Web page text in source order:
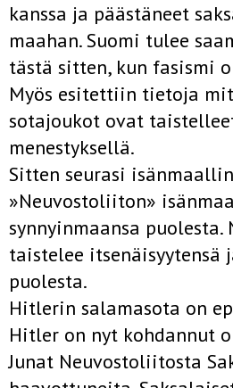
kanssa ja päästäneet
maahan. Suomi tulee
tästä sitten, kun fasismi
Myös esitettiin tietoja
sotajoukot ovat
menestyksellä.
Sitten seurasi
»Neuvostoliiton»
synnyinmaansa
taistelee itsenäisyytensä
puolesta.
Hitlerin salamasota on
Hitler on nyt kohdannut
Junat Neuvostoliitosta